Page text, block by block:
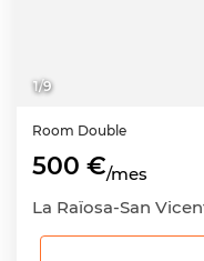
1/9
Room Double
500 €/mes